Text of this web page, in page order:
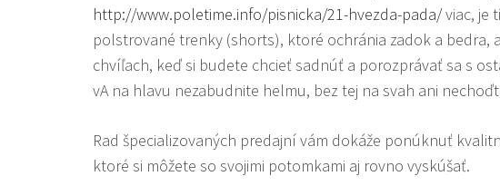
http://www.poletime.info/pisnicka/21-hvezda-pada/viac, je
polstrované trenky (shorts), ktoré ochránia zadok a bedra,
chvíľach, keď si budete chcieť sadnúť a porozprávať sa s
vA na hlavu nezabudnite helmu, bez tej na svah ani
Rad špecializovaných predajní vám dokáže ponúknuť
ktoré si môžete so svojimi potomkami aj rovno vyskúšať.